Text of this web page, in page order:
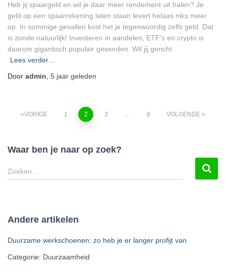
Heb jij spaargeld en wil je daar meer rendement uit halen? Je
geld op een spaarrekening laten staan levert helaas niks meer
op. In sommige gevallen kost het je tegenwoordig zelfs geld. Dat
is zonde natuurlijk! Investeren in aandelen, ETF’s en crypto is
daarom gigantisch populair geworden. Wil jij gericht
Lees verder…
Door admin 5 jaar geleden
Berichten
VORIGE 1 2 3 6 VOLGENDE
Waar ben je naar op zoek?
Z
o
n
a
a
Zoeken …
Andere artikelen
Duurzame werkschoenen: zo heb je er langer profijt van
Categorie: Duurzaamheid